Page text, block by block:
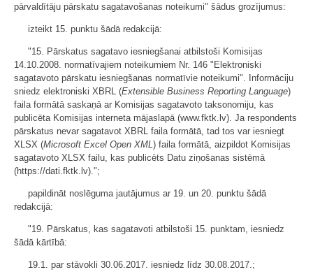
pārvaldītāju pārskatu sagatavošanas noteikumi" šādus grozījumus:
izteikt 15. punktu šādā redakcijā:
"15. Pārskatus sagatavo iesniegšanai atbilstoši Komisijas
14.10.2008. normatīvajiem noteikumiem Nr. 146 "Elektroniski
sagatavoto pārskatu iesniegšanas normatīvie noteikumi". Informāciju
sniedz elektroniski XBRL (Extensible Business Reporting Language)
faila formātā saskaņā ar Komisijas sagatavoto taksonomiju, kas
publicēta Komisijas interneta mājaslapā (www.fktk.lv). Ja respondents
pārskatus nevar sagatavot XBRL faila formātā, tad tos var iesniegt
XLSX (Microsoft Excel Open XML) faila formātā, aizpildot Komisijas
sagatavoto XLSX failu, kas publicēts Datu ziņošanas sistēmā
(https://dati.fktk.lv).";
papildināt noslēguma jautājumus ar 19. un 20. punktu šādā
redakcijā:
"19. Pārskatus, kas sagatavoti atbilstoši 15. punktam, iesniedz
šādā kārtībā:
19.1. par stāvokli 30.06.2017. iesniedz līdz 30.08.2017.;